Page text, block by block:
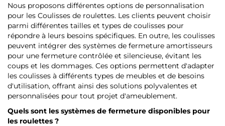
Nous proposons différentes options de personnalisation
pour les Coulisses de roulettes. Les clients peuvent choisir
parmi différentes tailles et types de coulisses pour
répondre à leurs besoins spécifiques. En outre, les coulisses
peuvent intégrer des systèmes de fermeture amortisseurs
pour une fermeture contrôlée et silencieuse, évitant les
coups et les dommages. Ces options permettent d'adapter
les coulisses à différents types de meubles et de besoins
d'utilisation, offrant ainsi des solutions polyvalentes et
personnalisées pour tout projet d'ameublement.
Quels sont les systèmes de fermeture disponibles pour
les roulettes ?